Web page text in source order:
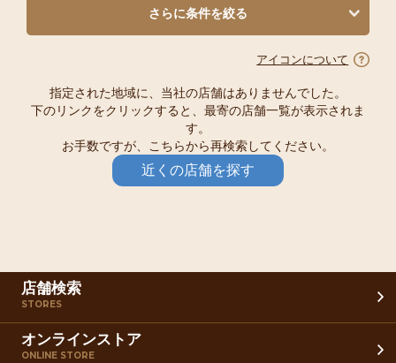
さらに条件を絞る
アイコンについて
指定された地域に、当社の店舗はありませんでした。
下のリンクをクリックすると、最寄の店舗一覧が表示されま
す。
お手数ですが、こちらから再検索してください。
近くの店舗を探す
店舗検索
STORES
オンラインストア
ONLINE STORE